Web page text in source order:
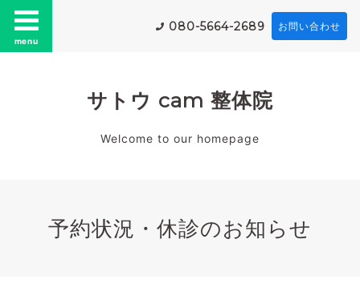
menu
080-5664-2689 お問い合わせ
サトウ cam 整体院
Welcome to our homepage
予約状況・休診のお知らせ